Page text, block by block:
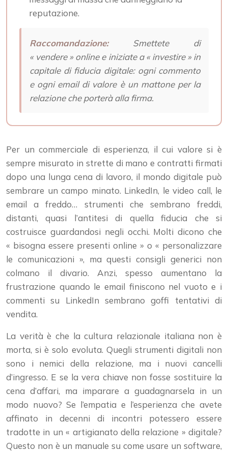
reputazione.
Raccomandazione:Smettete di
« vendere » online e iniziate a « investire » in
capitale di fiducia digitale: ogni commento
e ogni email di valore è un mattone per la
relazione che porterà alla firma.
Per un commerciale di esperienza, il cui valore si è
sempre misurato in strette di mano e contratti firmati
dopo una lunga cena di lavoro, il mondo digitale può
sembrare un campo minato. LinkedIn, le video call, le
email a freddo… strumenti che sembrano freddi,
distanti, quasi l’antitesi di quella fiducia che si
costruisce guardandosi negli occhi. Molti dicono che
« bisogna essere presenti online » o « personalizzare
le comunicazioni », ma questi consigli generici non
colmano il divario. Anzi, spesso aumentano la
frustrazione quando le email finiscono nel vuoto e i
commenti su LinkedIn sembrano goffi tentativi di
vendita.
La verità è che la cultura relazionale italiana non è
morta, si è solo evoluta. Quegli strumenti digitali non
sono i nemici della relazione, ma i nuovi cancelli
d’ingresso. E se la vera chiave non fosse sostituire la
cena d’affari, ma imparare a guadagnarsela in un
modo nuovo? Se l’empatia e l’esperienza che avete
affinato in decenni di incontri potessero essere
tradotte in un « artigianato della relazione » digitale?
Questo non è un manuale su come usare un software,